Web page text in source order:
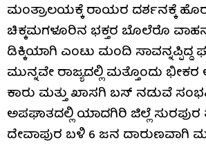
ಮಂತ್ರಾಲಯಕ್ಕೆ ರಾಯರ ದರ್ಶನಕ್ಕೆ
ಚಿಕ್ಕಮಗಳೂರಿನ ಭಕ್ತರ ಬೊಲೆರೊ
ಡಿಕ್ಕಿಯಾಗಿ ಎಂಟು ಮಂದಿ
ಮುನ್ನವೇ ರಾಜ್ಯದಲ್ಲಿ ಮತ್ತೊಂದು
ಕಾರು ಮತ್ತು ಖಾಸಗಿ ಬಸ್​​ ನಡುವೆ
ಅಪಘಾತದಲ್ಲಿ ಯಾದಗಿರಿ ಜಿಲ್ಲೆ
ದೇವಾಪುರ ಬಳಿ 6 ಜನ ದಾರುಣವಾಗಿ